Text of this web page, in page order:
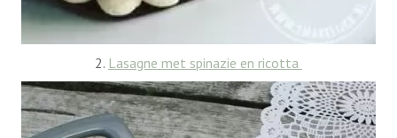
2. Lasagne met spinazie en ricotta